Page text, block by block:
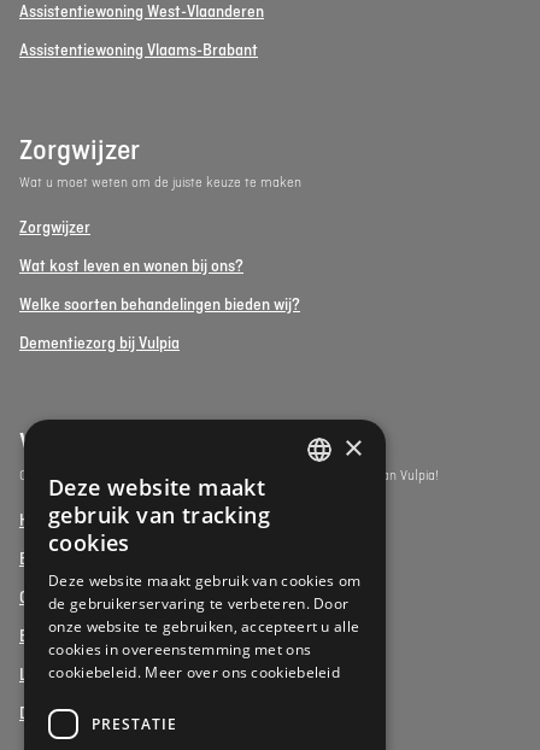
Assistentiewoning West-Vlaanderen
Assistentiewoning Vlaams-Brabant
Zorgwijzer
Wat u moet weten om de juiste keuze te maken
Zorgwijzer
Wat kost leven en wonen bij ons?
Welke soorten behandelingen bieden wij?
Dementiezorg bij Vulpia
Vulpia Premium Living
Ontdek de assistentiewoningen onder het premium segment van Vulpia!
Henri Jaspar, Kraainem
Beukenhof aan Zee, Oostduinkerke
Oud Gemeentehuis, Werchter
Elysia Park, Antwerpen
La Vigie, Koksijde
Duinenzee, De Panne
DUTCH
×
Deze website maakt
gebruik van tracking
cookies
Deze website maakt gebruik van cookies om
de gebruikerservaring te verbeteren. Door
onze website te gebruiken, accepteert u alle
cookies in overeenstemming met ons
cookiebeleid. Meer over ons cookiebeleid
PRESTATIE